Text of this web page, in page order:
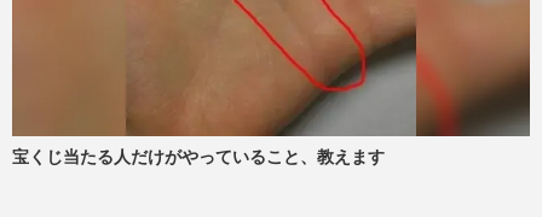
宝くじ当たる人だけがやっていること、教えます